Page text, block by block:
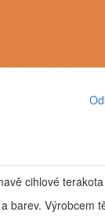
cihlové
barev. Výrobcem